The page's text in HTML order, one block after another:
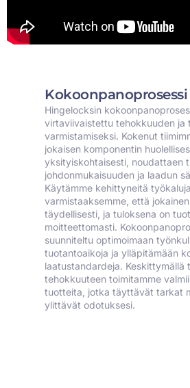
Kokoonpanoprosessi
Hingelocksin
virtaviivaistettu tehokkuuden ja
varmistamiseksi. Kokenut
jokaisen komponentin
yksityiskohtaisesti, noudattaen
johdonmukaisuuden ja laadun
Käytämme kehittyneitä
varmistaaksemme, että
täydellisesti, ja tuloksena on
moitteettomasti.
suunniteltu optimoimaan
tuotantoaikoja ja ylläpitämään
laatustandardeja. Keskittymällä
tehokkuuteen toimitamme
tuotteita, jotka täyttävät tarkat
ylittävät odotuksesi.